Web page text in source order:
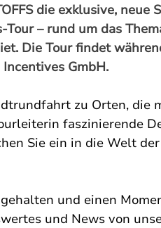
die exklusive,
– rund um das
Die Tour findet
GmbH.
zu Orten, die
faszinierende
Sie ein in die Welt
und einen
und News von